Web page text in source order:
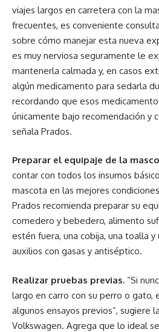
viajes largos en carretera con la
frecuentes, es conveniente
sobre cómo manejar esta nueva
es muy nerviosa seguramente le
mantenerla calmada y, en casos
algún medicamento para sedarla
recordando que esos
únicamente bajo recomendación y
señala Prados.
Preparar el equipaje de la
contar con todos los insumos
mascota en las mejores
Prados recomienda preparar su
comedero y bebedero, alimento
estén fuera, una cobija, una toalla
auxilios con gasas y antiséptico.
Realizar pruebas previas. “Si
largo en carro con su perro o gato,
algunos ensayos previos”, sugiere
Volkswagen. Agrega que lo ideal